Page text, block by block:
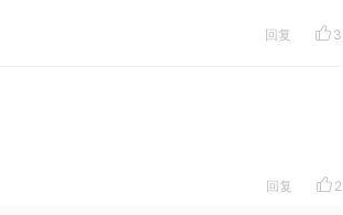
回复 3
回复 2